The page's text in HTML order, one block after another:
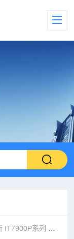
高性能回馈式电网模拟器-产品折页